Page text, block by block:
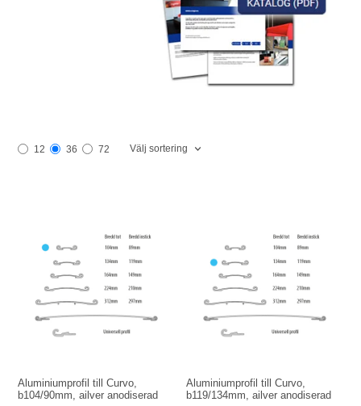
12 36 72 Välj sortering
Aluminiumprofil till Curvo,
b104/90mm, ailver anodiserad
Aluminiumprofil till Curvo,
b119/134mm, ailver anodiserad